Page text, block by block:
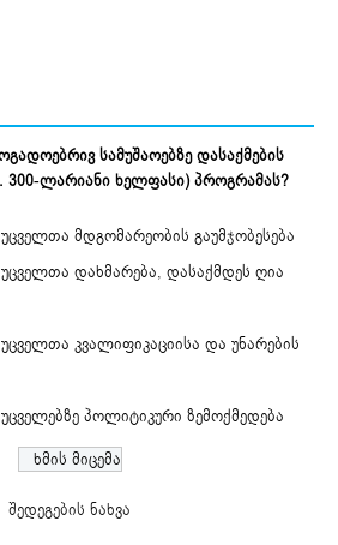
სამუშაოებზე დასაქმების
300-ლარიანი ხელფასი) პროგრამას?
მდგომარეობის გაუმჯობესება
დახმარება, დასაქმდეს ღია
კვალიფიკაციისა და უნარების
პოლიტიკური ზემოქმედება
შედეგების ნახვა